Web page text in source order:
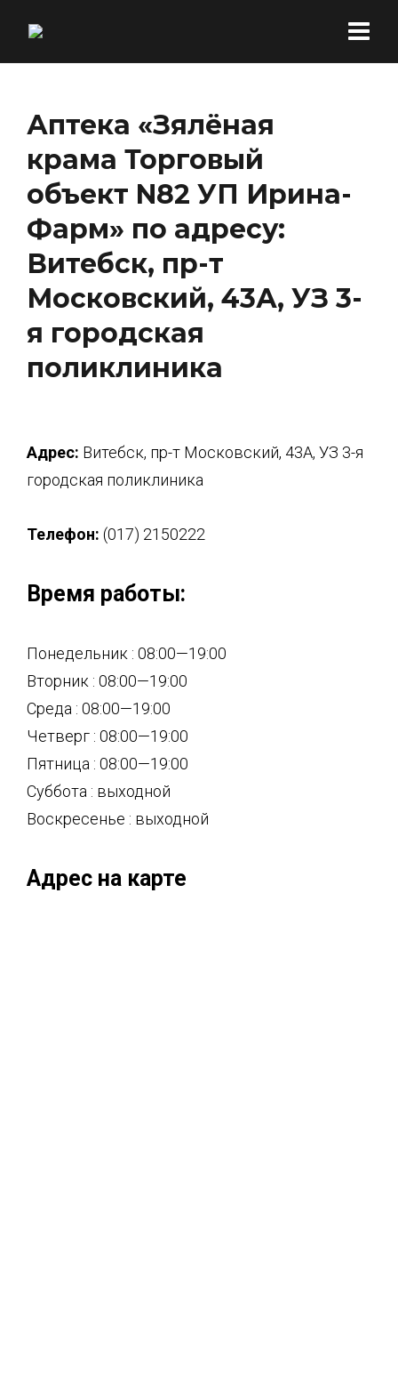
Аптека «Зялёная
крама Торговый
объект N82 УП Ирина-
Фарм» по адресу:
Витебск, пр-т
Московский, 43А, УЗ 3-
я городская
поликлиника
Адрес: Витебск, пр-т Московский, 43А, УЗ 3-я
городская поликлиника
Телефон: (017) 2150222
Время работы:
Понедельник : 08:00—19:00
Вторник : 08:00—19:00
Среда : 08:00—19:00
Четверг : 08:00—19:00
Пятница : 08:00—19:00
Суббота : выходной
Воскресенье : выходной
Адрес на карте